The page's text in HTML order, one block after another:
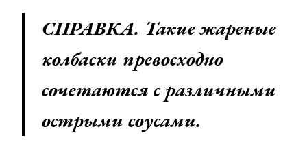
СПРАВКА. Такие жареные
колбаски превосходно
сочетаются с различными
острыми соусами.